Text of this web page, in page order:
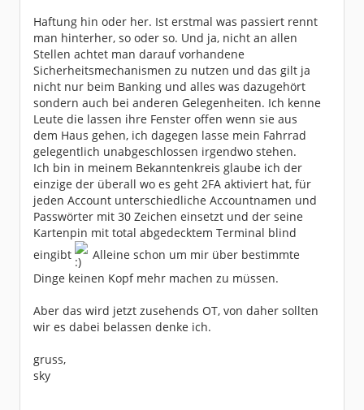
Haftung hin oder her. Ist erstmal was passiert rennt
man hinterher, so oder so. Und ja, nicht an allen
Stellen achtet man darauf vorhandene
Sicherheitsmechanismen zu nutzen und das gilt ja
nicht nur beim Banking und alles was dazugehört
sondern auch bei anderen Gelegenheiten. Ich kenne
Leute die lassen ihre Fenster offen wenn sie aus
dem Haus gehen, ich dagegen lasse mein Fahrrad
gelegentlich unabgeschlossen irgendwo stehen.
Ich bin in meinem Bekanntenkreis glaube ich der
einzige der überall wo es geht 2FA aktiviert hat, für
jeden Account unterschiedliche Accountnamen und
Passwörter mit 30 Zeichen einsetzt und der seine
Kartenpin mit total abgedecktem Terminal blind
eingibt
Alleine schon um mir über bestimmte
Dinge keinen Kopf mehr machen zu müssen.
Aber das wird jetzt zusehends OT, von daher sollten
wir es dabei belassen denke ich.
gruss,
sky